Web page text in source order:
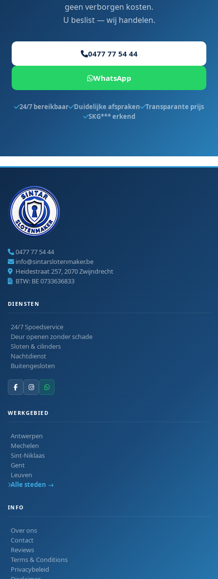
geen verborgen kosten.
U beslist — wij handelen.
0477 77 54 44
WhatsApp
24/7 bereikbaar Duidelijke afspraken
Transparante prijs
SKG*** erkend
0477 77 54 44
info@sintarslotenmaker.be
Heidestraat 257, 2070 Zwijndrecht
BTW: BE 0733636833
DIENSTEN
24/7 Spoedservice
Deur openen zonder schade
Sloten & cilinders
Nachtdienst
Buitengesloten
WERKGEBIED
Antwerpen
Mechelen
Sint-Niklaas
Gent
Leuven
Alle steden →
INFO
Over ons
Contact
Reviews
Terms & Conditions
Privacybeleid